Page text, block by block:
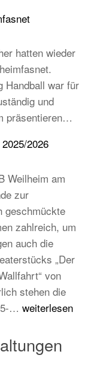
hatten wieder
Handball war für
und
präsentieren…
2026
Weilheim am
zur
geschmückte
zahlreich, um
auch die
„Der
von
stehen die
… Weihnachtsfeier
2025/2026
weiterlesen